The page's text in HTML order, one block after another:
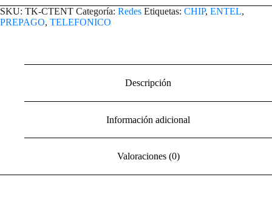
SKU: TK-CTENT Categoría: Redes Etiquetas: CHIP, ENTEL,
PREPAGO, TELEFONICO
Descripción
Información adicional
Valoraciones (0)